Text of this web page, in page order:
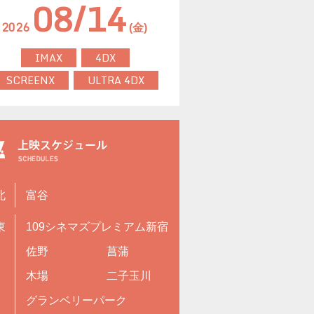
2026 08/14 (金)
IMAX
4DX
SCREENX
ULTRA 4DX
富谷
109シネマズプレミアム新宿
佐野 菖蒲
木場 二子玉川
グランベリーパーク